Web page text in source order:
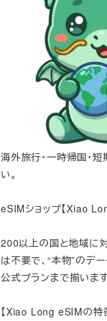
海外旅行・一時帰国・
い。
eSIMショップ【Xiao
200以上の国と地域に
は不要で、“本物”のデ
公式プランまで揃います
【Xiao Long eSIMの特